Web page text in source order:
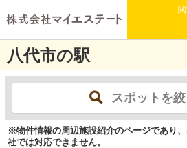
八代市の駅
スポットを
※物件情報の周辺施設紹介のページであり
社では対応できません。